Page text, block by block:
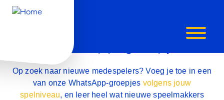
GROEPJES
WhatsApp-groepjes
Op zoek naar nieuwe medespelers? Voeg je toe in een
van onze WhatsApp-groepjes volgens jouw
spelniveau, en leer heel wat nieuwe speelmakkers